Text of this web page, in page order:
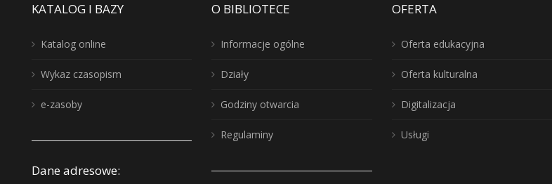
KATALOG I BAZY
Katalog online
Wykaz czasopism
e-zasoby
Dane adresowe:
O BIBLIOTECE
Informacje ogólne
Działy
Godziny otwarcia
Regulaminy
OFERTA
Oferta edukacyjna
Oferta kulturalna
Digitalizacja
Usługi